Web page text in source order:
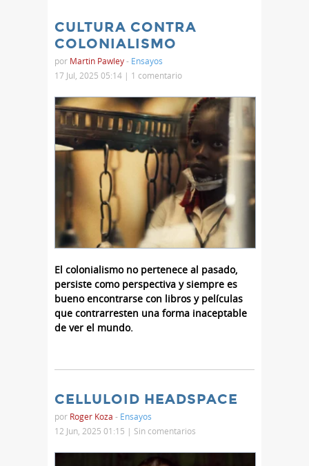
CULTURA CONTRA
COLONIALISMO
por Martin Pawley- Ensayos
17 Jul, 2025 05:14 | 1 comentario
El colonialismo no pertenece al pasado,
persiste como perspectiva y siempre es
bueno encontrarse con libros y películas
que contrarresten una forma inaceptable
de ver el mundo.
CELLULOID HEADSPACE
por Roger Koza - Ensayos
12 Jun, 2025 01:15 | Sin comentarios